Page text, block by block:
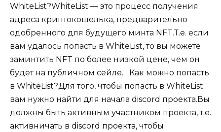
WhiteList?WhiteList — это процесс получения
адреса криптокошелька, предварительно
одобренного для будущего минта NFT.Т.е. если
вам удалось попасть в WhiteList, то вы можете
заминтить NFT по более низкой цене, чем он
будет на публичном сейле.⠀Как можно попасть
в WhiteList?Для того, чтобы попасть в WhiteList
вам нужно найти для начала discord проекта.Вы
должны быть активным участником проекта, т.е.
активничать в discord проекта, чтобы